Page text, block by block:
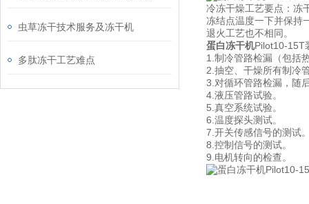
虫草冻干技术服务及冻干机
多肽冻干工艺难点
冷冻干燥工艺要点：冻
冻结点温度一下并保持
退火工艺也不相同。
蛋白冻干机Pilot10-15T
1.制冷管路检漏（包括
2.抽空、干燥所有制冷
3.对循环管路检漏，随
4.液压管路试验。
5.真空系统试验。
6.温度探头测试。
7.开关传感信号的测试
8.控制信号的测试。
9.电机转向的检查。